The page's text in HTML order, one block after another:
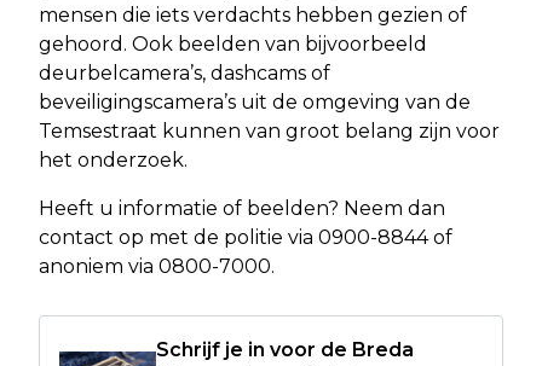
mensen die iets verdachts hebben gezien of
gehoord. Ook beelden van bijvoorbeeld
deurbelcamera’s, dashcams of
beveiligingscamera’s uit de omgeving van de
Temsestraat kunnen van groot belang zijn voor
het onderzoek.
Heeft u informatie of beelden? Neem dan
contact op met de politie via 0900-8844 of
anoniem via 0800-7000.
Schrijf je in voor de Breda